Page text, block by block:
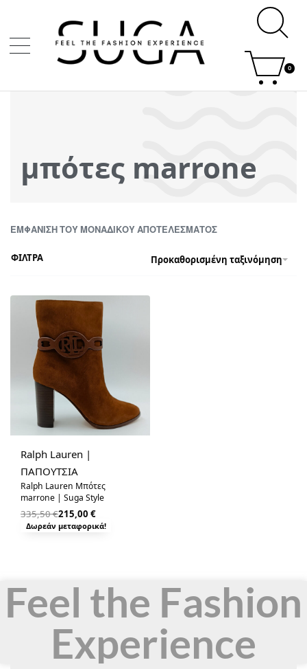
0
μπότες marrone
ΕΜΦΆΝΙΣΗ ΤΟΥ ΜΟΝΑΔΙΚΟΎ ΑΠΟΤΕΛΈΣΜΑΤΟΣ
Προκαθορισμένη ταξινόμηση
ΦΙΛΤΡΑ
Ralph Lauren |
ΠΑΠΟΥΤΣΙΑ
Ralph Lauren Μπότες
marrone | Suga Style
335,50€215,00 €
Δωρεάν μεταφορικά!
Feel the Fashion
Experience